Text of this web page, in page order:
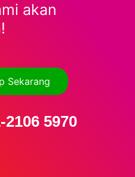
akan
Sekarang
2106 5970